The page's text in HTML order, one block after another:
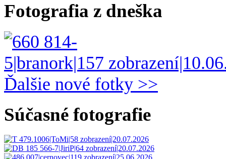
Fotografia z dneška
Ďalšie nové fotky >>
Súčasné fotografie